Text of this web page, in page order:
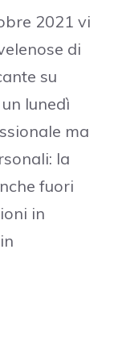
2021 vi
di
su
lunedì
ma
la
fuori
in